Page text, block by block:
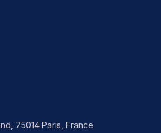
75014 Paris, France